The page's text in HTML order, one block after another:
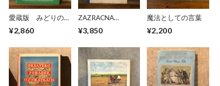
愛蔵版 みどりのゆ
¥2,860
ZAZRACNA
¥3,850
魔法としての言葉
¥2,200